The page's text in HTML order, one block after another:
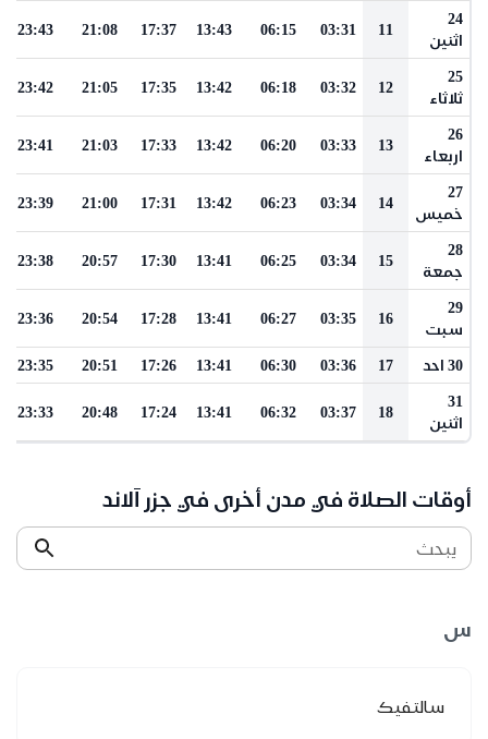
24
اثنين
11
03:31
06:15
13:43
17:37
21:08
23:43
25
ثلاثاء
12
03:32
06:18
13:42
17:35
21:05
23:42
26
اربعاء
13
03:33
06:20
13:42
17:33
21:03
23:41
27
خميس
14
03:34
06:23
13:42
17:31
21:00
23:39
28
جمعة
15
03:34
06:25
13:41
17:30
20:57
23:38
29
سبت
16
03:35
06:27
13:41
17:28
20:54
23:36
30 احد 17
03:36
06:30
13:41
17:26
20:51
23:35
31
اثنين
18
03:37
06:32
13:41
17:24
20:48
23:33
أوقات الصلاة في مدن أخرى في جزر آلاند
يبحث
س
سالتفيك